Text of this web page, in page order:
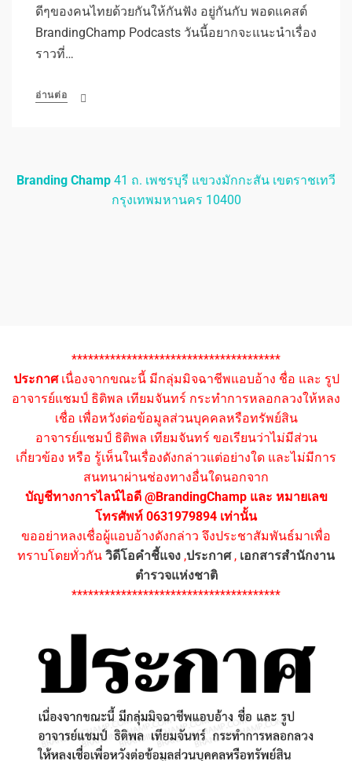
ดีๆของคนไทยด้วยกันให้กันฟัง อยู่กันกับ พอดแคสต์
BrandingChamp Podcasts วันนี้อยากจะแนะนำเรื่อง
ราวที่…
อ่านต่อ
Branding Champ 41 ถ. เพชรบุรี แขวงมักกะสัน เขตราชเทวี
กรุงเทพมหานคร 10400
**************************************
ประกาศเนื่องจากขณะนี้ มีกลุ่มมิจฉาชีพแอบอ้าง ชื่อ และ รูป
อาจารย์แชมป์ ธิติพล เทียมจันทร์ กระทำการหลอกลวงให้หลง
เชื่อ เพื่อหวังต่อข้อมูลส่วนบุคคลหรือทรัพย์สิน
อาจารย์แชมป์ ธิติพล เทียมจันทร์ ขอเรียนว่าไม่มีส่วน
เกี่ยวข้อง หรือ รู้เห็นในเรื่องดังกล่าวแต่อย่างใด และไม่มีการ
สนทนาผ่านช่องทางอื่นใดนอกจาก
บัญชีทางการไลน์ไอดี @BrandingChamp และ หมายเลข
โทรศัพท์ 0631979894 เท่านั้น
ขออย่าหลงเชื่อผู้แอบอ้างดังกล่าว จึงประชาสัมพันธ์มาเพื่อ
ทราบโดยทั่วกัน วิดีโอคำชี้แจง ,ประกาศ, เอกสารสำนักงาน
ตำรวจแห่งชาติ
**************************************